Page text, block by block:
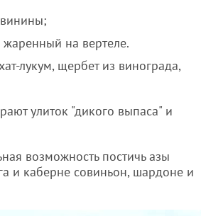
на вертеле.
лукум, щербет из винограда,
улиток "дикого выпаса" и
возможность постичь азы
и каберне совиньон, шардоне и